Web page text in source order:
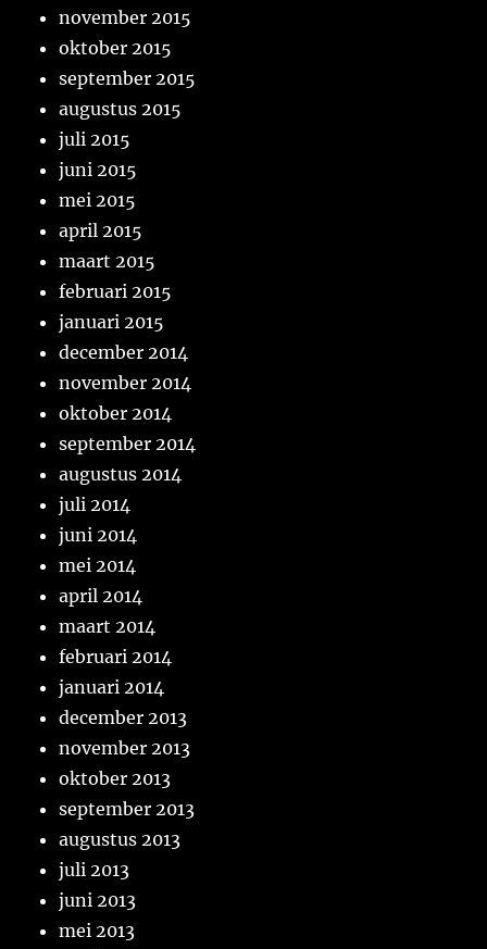
november 2015
oktober 2015
september 2015
augustus 2015
juli 2015
juni 2015
mei 2015
april 2015
maart 2015
februari 2015
januari 2015
december 2014
november 2014
oktober 2014
september 2014
augustus 2014
juli 2014
juni 2014
mei 2014
april 2014
maart 2014
februari 2014
januari 2014
december 2013
november 2013
oktober 2013
september 2013
augustus 2013
juli 2013
juni 2013
mei 2013